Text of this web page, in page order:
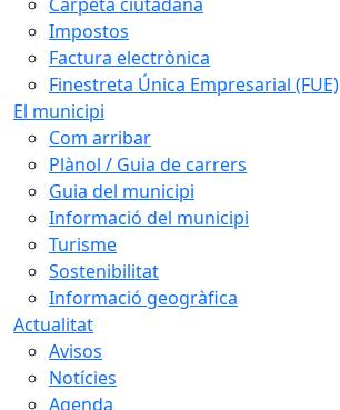
Impostos
Factura electrònica
Finestreta Única Empresarial (FUE)
El municipi
Com arribar
Plànol / Guia de carrers
Guia del municipi
Informació del municipi
Turisme
Sostenibilitat
Informació geogràfica
Actualitat
Avisos
Notícies
Agenda